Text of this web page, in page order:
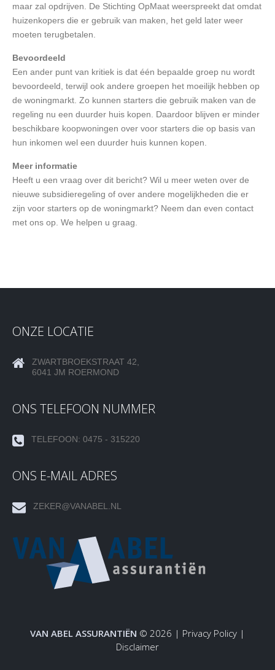
maar zal opdrijven. De Stichting OpMaat weerspreekt dat omdat
huizenkopers die er gebruik van maken, het geld later weer
moeten terugbetalen.
Bevoordeeld
Een ander punt van kritiek is dat één bepaalde groep nu wordt
bevoordeeld, terwijl ook andere groepen het moeilijk hebben op
de woningmarkt. Zo kunnen starters die gebruik maken van de
regeling nu een duurder huis kopen. Daardoor blijven er minder
beschikbare koopwoningen over voor starters die op basis van
hun inkomen wel een duurder huis kunnen kopen.
Meer informatie
Heeft u een vraag over dit bericht? Wil u meer weten over de
nieuwe subsidieregeling of over andere mogelijkheden die er
zijn voor starters op de woningmarkt? Neem dan even contact
met ons op. We helpen u graag.
ONZE LOCATIE
ZWARTBROEKSTRAAT 42,
6041 JM ROERMOND
ONS TELEFOON NUMMER
TELEFOON: 0475 - 315220
ONS E-MAIL ADRES
ZEKER@VANABEL.NL
VAN ABEL ASSURANTIËN © 2026 | Privacy Policy |
Disclaimer